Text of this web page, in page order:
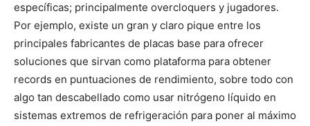
específicas; principalmente overcloquers y jugadores.
Por ejemplo, existe un gran y claro pique entre los
principales fabricantes de placas base para ofrecer
soluciones que sirvan como plataforma para obtener
records en puntuaciones de rendimiento, sobre todo con
algo tan descabellado como usar nitrógeno líquido en
sistemas extremos de refrigeración para poner al máximo